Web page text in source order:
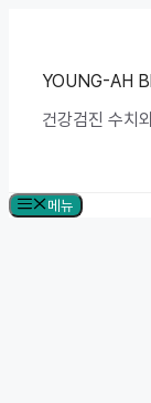
YOUNG-AH
건강검진 수치
메뉴